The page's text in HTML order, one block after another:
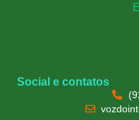
Social e contatos